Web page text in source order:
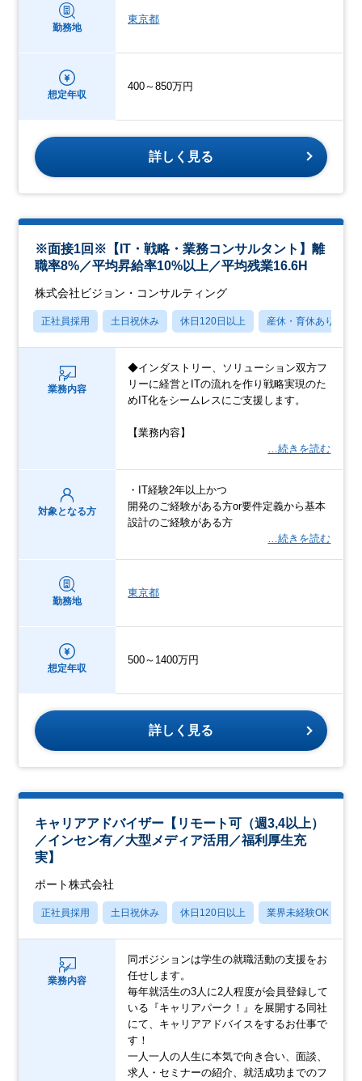
勤務地
東京都
想定年収
400～850万円
詳しく見る
※面接1回※【IT・戦略・業務コンサルタント】離
職率8%／平均昇給率10%以上／平均残業16.6H
株式会社ビジョン・コンサルティング
正社員採用 土日祝休み 休日120日以上 産休・育休あり
業務内容
◆インダストリー、ソリューション双方フ
リーに経営とITの流れを作り戦略実現のた
めIT化をシームレスにご支援します。
【業務内容】
…続きを読む
対象となる方
・IT経験2年以上かつ
開発のご経験がある方or要件定義から基本
設計のご経験がある方
…続きを読む
勤務地
東京都
想定年収
500～1400万円
詳しく見る
キャリアアドバイザー【リモート可（週3,4以上）
／インセン有／大型メディア活用／福利厚生充
実】
ポート株式会社
正社員採用 土日祝休み 休日120日以上 業界未経験OK
業務内容
同ポジションは学生の就職活動の支援をお
任せします。
毎年就活生の3人に2人程度が会員登録して
いる『キャリアパーク！』を展開する同社
にて、キャリアアドバイスをするお仕事で
す！
一人一人の人生に本気で向き合い、面談、
求人・セミナーの紹介、就活成功までのフ